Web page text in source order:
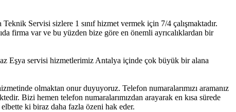
Servisi sizlere 1 sınıf hizmet vermek için 7/4 çalışmaktadır.
firma var ve bu yüzden bize göre en önemli ayrıcalıklardan bir
Eşya servisi hizmetlerimiz Antalya içinde çok büyük bir alana
olmaktan onur duyuyoruz. Telefon numaralarımızı aramanız
Bizi hemen telefon numaralarımızdan arayarak en kısa sürede
ki biraz daha fazla özeni hak eder.